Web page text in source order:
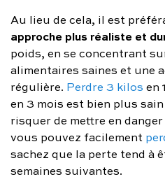
Au lieu de cela, il est
approche plus réaliste et
poids, en se concentrant
alimentaires saines et une
régulière. Perdre 3 kilos en
en 3 mois est bien plus
risquer de mettre en
vous pouvez facilement
sachez que la perte tend à
semaines suivantes.